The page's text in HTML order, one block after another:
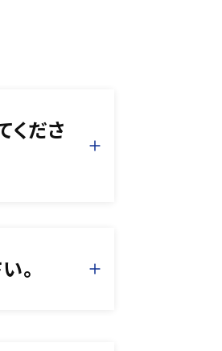
くださ
。